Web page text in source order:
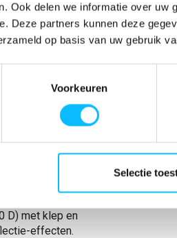
Ook delen we informatie over
Deze partners kunnen deze
op basis van uw gebruik
Voorkeuren
Selectie
gestikte
klep met
klep en
met
op de
Duimstokzak
D) met klep en
effecten.
Artikelnummer
EAN nummer
Merk
Producttype
Levertijd
gewicht